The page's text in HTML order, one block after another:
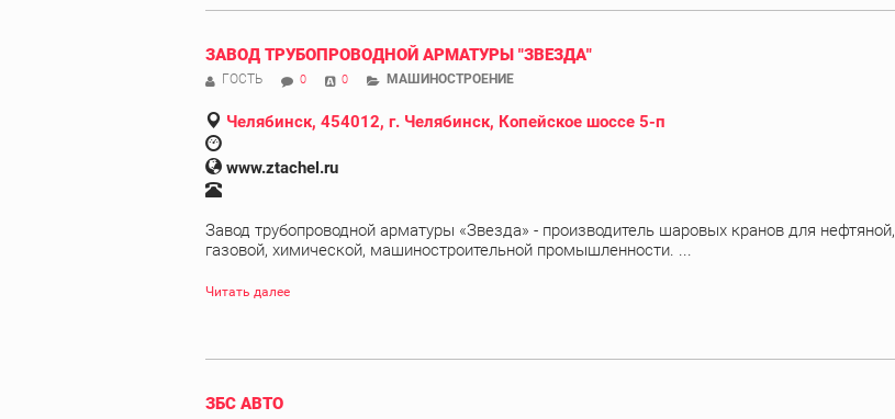
ЗАВОД ТРУБОПРОВОДНОЙ АРМАТУРЫ "ЗВЕЗДА"
ГОСТЬ 0 0 МАШИНОСТРОЕНИЕ
Челябинск, 454012, г. Челябинск, Копейское шоссе 5-п
www.ztachel.ru
Завод трубопроводной арматуры «Звезда» - производитель шаровых кранов для нефтяной,
газовой, химической, машиностроительной промышленности. ...
Читать далее
ЗБС АВТО